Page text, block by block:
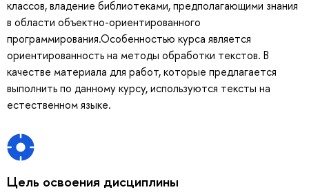
классов, владение библиотеками, предполагающими знания
в области объектно-ориентированного
программирования.Особенностью курса является
ориентированность на методы обработки текстов. В
качестве материала для работ, которые предлагается
выполнить по данному курсу, используются тексты на
естественном языке.
Цель освоения дисциплины